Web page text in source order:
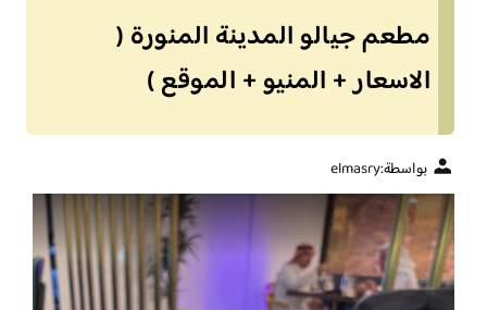
مطعم جيالو المدينة المنورة (
الاسعار + المنيو + الموقع )
بواسطة:elmasry